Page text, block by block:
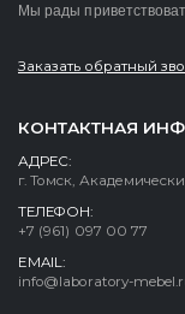
Мы рады
Заказать обратный
КОНТАКТНАЯ
АДРЕС:
г. Томск,
ТЕЛЕФОН:
+7 (961) 097 00 77
EMAIL:
info@laboratory-